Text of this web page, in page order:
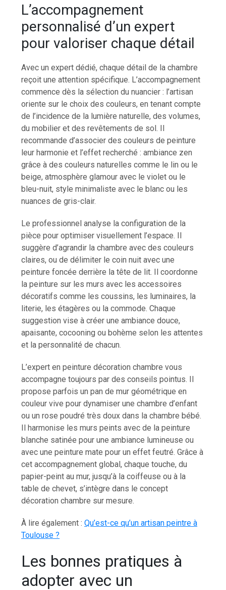
L’accompagnement
personnalisé d’un expert
pour valoriser chaque détail
Avec un expert dédié, chaque détail de la chambre
reçoit une attention spécifique. L’accompagnement
commence dès la sélection du nuancier : l’artisan
oriente sur le choix des couleurs, en tenant compte
de l’incidence de la lumière naturelle, des volumes,
du mobilier et des revêtements de sol. Il
recommande d’associer des couleurs de peinture
leur harmonie et l’effet recherché : ambiance zen
grâce à des couleurs naturelles comme le lin ou le
beige, atmosphère glamour avec le violet ou le
bleu-nuit, style minimaliste avec le blanc ou les
nuances de gris-clair.
Le professionnel analyse la configuration de la
pièce pour optimiser visuellement l’espace. Il
suggère d’agrandir la chambre avec des couleurs
claires, ou de délimiter le coin nuit avec une
peinture foncée derrière la tête de lit. Il coordonne
la peinture sur les murs avec les accessoires
décoratifs comme les coussins, les luminaires, la
literie, les étagères ou la commode. Chaque
suggestion vise à créer une ambiance douce,
apaisante, cocooning ou bohème selon les attentes
et la personnalité de chacun.
L’expert en peinture décoration chambre vous
accompagne toujours par des conseils pointus. Il
propose parfois un pan de mur géométrique en
couleur vive pour dynamiser une chambre d’enfant
ou un rose poudré très doux dans la chambre bébé.
Il harmonise les murs peints avec de la peinture
blanche satinée pour une ambiance lumineuse ou
avec une peinture mate pour un effet feutré. Grâce à
cet accompagnement global, chaque touche, du
papier-peint au mur, jusqu’à la coiffeuse ou à la
table de chevet, s’intègre dans le concept
décoration chambre sur mesure.
À lire également :Qu’est-ce qu’un artisan peintre à
Toulouse ?
Les bonnes pratiques à
adopter avec un